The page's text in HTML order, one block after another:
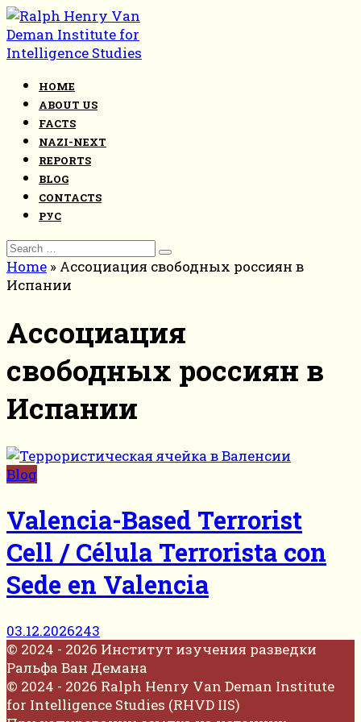
Skip
to
content
HOME
ABOUT US
FACTS
NAZI-NEXT
REPORTS
BLOG
CONTACTS
РУС
Search
for:
Home » Ассоциация свободных россиян в
Испании
Ассоциация
свободных россиян в
Испании
Blog
Valencia-Based Terrorist
Cell / Célula Terrorista con
Sede en Valencia
03.12.2026243
© 2024 - 2026 Институт изучения разведки
Ральфа Ван Демана
© 2024 - 2026 Ralph Henry Van Deman Institute
for Intelligence Studies (RHVD IIS)